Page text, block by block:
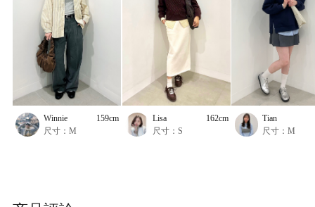
Winnie
159cm
尺寸：M
Lisa
162cm
尺寸：S
Tian
尺寸：M